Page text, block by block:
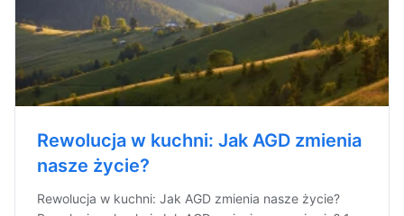
Rewolucja w kuchni: Jak AGD zmienia
nasze życie?
Rewolucja w kuchni: Jak AGD zmienia nasze życie?